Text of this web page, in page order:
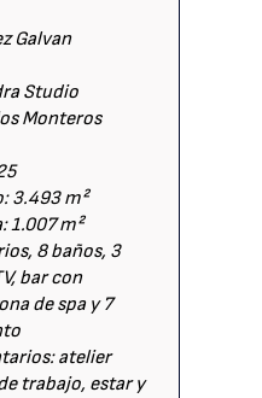
Galvan
Studio
Monteros
3.493 m²
1.007 m²
8 baños, 3
bar con
de spa y 7
atelier
trabajo, estar y